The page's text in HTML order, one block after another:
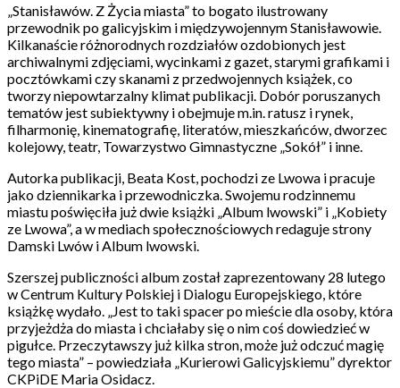
„Stanisławów. Z Życia miasta” to bogato ilustrowany
przewodnik po galicyjskim i międzywojennym Stanisławowie.
Kilkanaście różnorodnych rozdziałów ozdobionych jest
archiwalnymi zdjęciami, wycinkami z gazet, starymi grafikami i
pocztówkami czy skanami z przedwojennych książek, co
tworzy niepowtarzalny klimat publikacji. Dobór poruszanych
tematów jest subiektywny i obejmuje m.in. ratusz i rynek,
filharmonię, kinematografię, literatów, mieszkańców, dworzec
kolejowy, teatr, Towarzystwo Gimnastyczne „Sokół” i inne.
Autorka publikacji, Beata Kost, pochodzi ze Lwowa i pracuje
jako dziennikarka i przewodniczka. Swojemu rodzinnemu
miastu poświęciła już dwie książki „Album lwowski” i „Kobiety
ze Lwowa”, a w mediach społecznościowych redaguje strony
Damski Lwów i Album lwowski.
Szerszej publiczności album został zaprezentowany 28 lutego
w Centrum Kultury Polskiej i Dialogu Europejskiego, które
książkę wydało. „Jest to taki spacer po mieście dla osoby, która
przyjeżdża do miasta i chciałaby się o nim coś dowiedzieć w
pigułce. Przeczytawszy już kilka stron, może już odczuć magię
tego miasta” – powiedziała „Kurierowi Galicyjskiemu” dyrektor
CKPiDE Maria Osidacz.